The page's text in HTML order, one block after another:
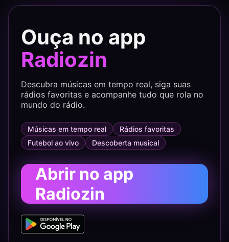
Ouça no app
Radiozin
Descubra músicas em tempo real, siga suas
rádios favoritas e acompanhe tudo que rola no
mundo do rádio.
Músicas em tempo real
Rádios favoritas
Futebol ao vivo
Descoberta musical
Abrir no app
Radiozin